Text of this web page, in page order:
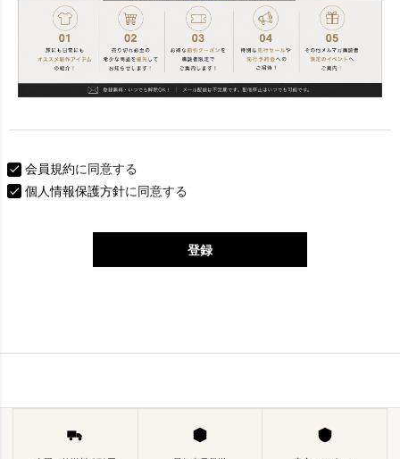
会員規約に同意する
個人情報保護方針に同意する
登録